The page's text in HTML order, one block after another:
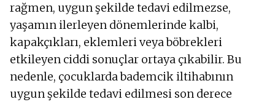
rağmen, uygun şekilde tedavi edilmezse,
yaşamın ilerleyen dönemlerinde kalbi,
kapakçıkları, eklemleri veya böbrekleri
etkileyen ciddi sonuçlar ortaya çıkabilir. Bu
nedenle, çocuklarda bademcik iltihabının
uygun şekilde tedavi edilmesi son derece